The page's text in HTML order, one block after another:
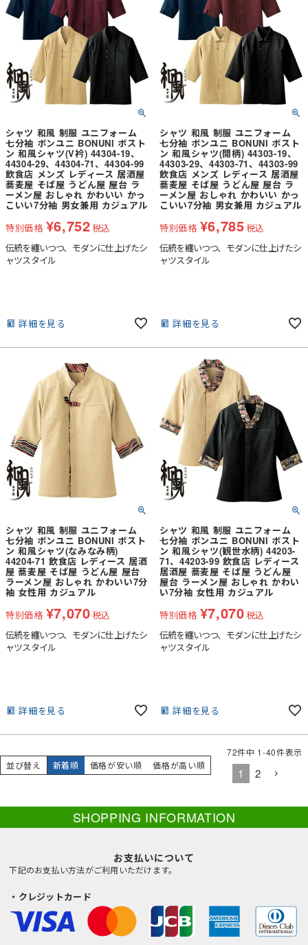
シャツ 和風 制服 ユニフォーム
七分袖 ボンユニ BONUNI ボスト
ン 和風シャツ(V衿) 44304-19、
44304-29、44304-71、44304-99
飲食店 メンズ レディース 居酒屋
蕎麦屋 そば屋 うどん屋 屋台 ラ
ーメン屋 おしゃれ かわいい かっ
こいい7分袖 男女兼用 カジュアル
特別価格 ¥6,752税込
伝統を纏いつつ、モダンに仕上げたシ
ャツスタイル
詳細を見る
シャツ 和風 制服 ユニフォーム
七分袖 ボンユニ BONUNI ボスト
ン 和風シャツ(開柄) 44303-19、
44303-29、44303-71、44303-99
飲食店 メンズ レディース 居酒屋
蕎麦屋 そば屋 うどん屋 屋台 ラ
ーメン屋 おしゃれ かわいい かっ
こいい7分袖 男女兼用 カジュアル
特別価格 ¥6,785税込
伝統を纏いつつ、モダンに仕上げたシ
ャツスタイル
詳細を見る
シャツ 和風 制服 ユニフォーム
七分袖 ボンユニ BONUNI ボスト
ン 和風シャツ(なみなみ柄)
44204-71 飲食店 レディース 居酒
屋 蕎麦屋 そば屋 うどん屋 屋台
ラーメン屋 おしゃれ かわいい7分
袖 女性用 カジュアル
特別価格 ¥7,070税込
伝統を纏いつつ、モダンに仕上げたシ
ャツスタイル
詳細を見る
シャツ 和風 制服 ユニフォーム
七分袖 ボンユニ BONUNI ボスト
ン 和風シャツ(観世水柄) 44203-
71、44203-99 飲食店 レディース
居酒屋 蕎麦屋 そば屋 うどん屋
屋台 ラーメン屋 おしゃれ かわい
い7分袖 女性用 カジュアル
特別価格 ¥7,070税込
伝統を纏いつつ、モダンに仕上げたシ
ャツスタイル
詳細を見る
並び替え 新着順 価格が安い順 価格が高い順
72件中 1-40件表示
1 2
SHOPPING INFORMATION
お支払いについて
下記のお支払い方法がご利用いただけます。
・クレジットカード